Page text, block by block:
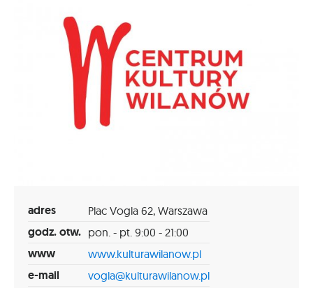
adres Plac Vogla 62, Warszawa
godz. otw. pon. - pt. 9:00 - 21:00
www www.kulturawilanow.pl
e-mail vogla@kulturawilanow.pl